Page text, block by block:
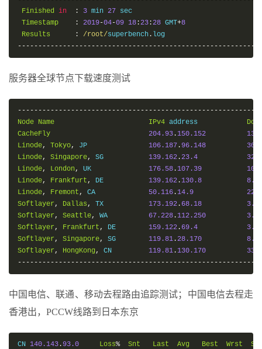
Finished in : 3 min 27 sec
Timestamp
: 2019-04-09 18 :23 :28 GMT+8
Results
: /root/superbench .
服务器全球节点下载速度测试
Node Name IPv4 address
CacheFly
204.93 . 150.152
Linode, Tokyo, JP 106.187 .96.148
Linode, Singapore, SG 139.162 .23.4
Linode, London, UK 176.58 . 107.39
Linode, Frankfurt , DE 139.162 . 130.8
Linode, Fremont , CA 50.116 . 14.9
Softlayer , Dallas , TX 173.192 . 68.18
Softlayer , Seattle, WA 67.228 . 112.250
Softlayer , Frankfurt , DE 159.122 . 69.4
Softlayer , Singapore, SG 119.81 .28.170
Softlayer , HongKong, CN 119.81 . 130.170
中国电信、联通、移动去程路由追踪测试；中国电信去程走
香港出，PCCW线路到日本东京
CN 140.143 .93.0 Loss% Snt Last Avg Best Wrst